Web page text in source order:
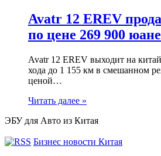
Avatr 12 EREV
по цене 269 900
Avatr 12 EREV выходит на
хода до 1 155 км в смешанном
ценой…
Читать далее »
ЭБУ для Авто из Китая
Бизнес новости Китая